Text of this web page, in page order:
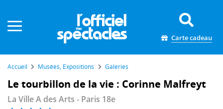
Carte cadeau
Accueil Musées, Expositions Galeries
Le tourbillon de la vie : Corinne Malfreyt
La Ville A des Arts - Paris 18e